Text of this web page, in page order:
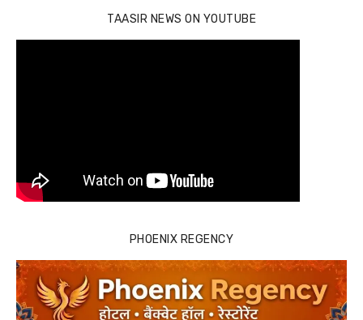
TAASIR NEWS ON YOUTUBE
PHOENIX REGENCY